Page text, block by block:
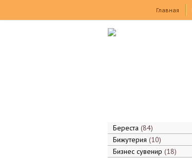
Главная
Береста 84
Бижутерия 10
Бизнес сувенир 18